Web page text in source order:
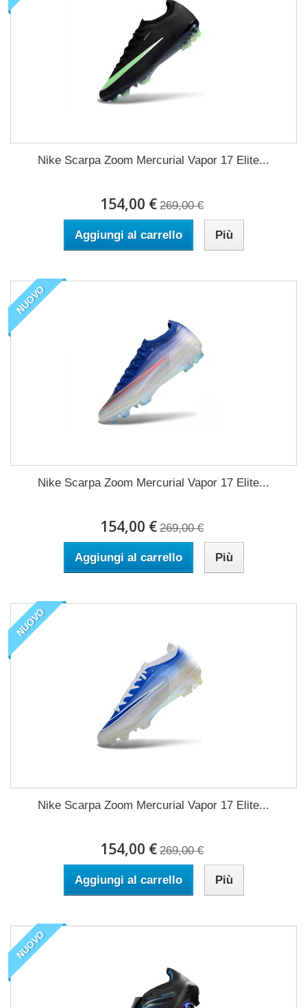
Nike Scarpa Zoom Mercurial Vapor 17 Elite...
154,00 € 269,00 €
Aggiungi al carrello Più
NUOVO
Nike Scarpa Zoom Mercurial Vapor 17 Elite...
154,00 € 269,00 €
Aggiungi al carrello Più
NUOVO
Nike Scarpa Zoom Mercurial Vapor 17 Elite...
154,00 € 269,00 €
Aggiungi al carrello Più
NUOVO